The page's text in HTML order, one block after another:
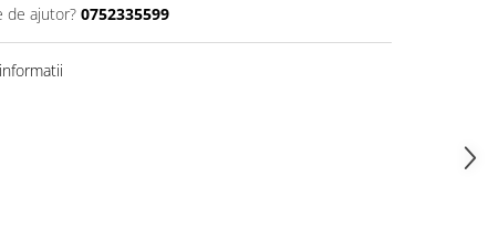
de ajutor? 0752335599